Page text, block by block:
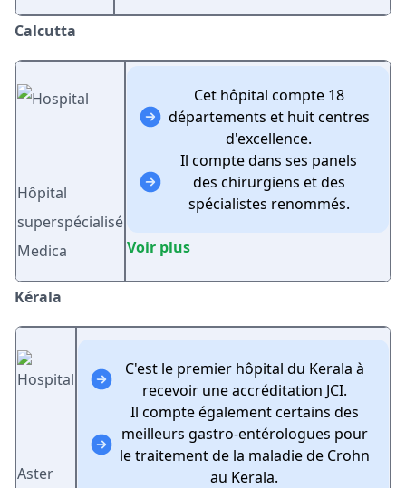
Calcutta
Hôpital
superspécialisé
Medica
Cet hôpital compte 18
départements et huit centres
d'excellence.
Il compte dans ses panels
des chirurgiens et des
spécialistes renommés.
Voir plus
Kérala
Aster
C'est le premier hôpital du Kerala à
recevoir une accréditation JCI.
Il compte également certains des
meilleurs gastro-entérologues pour
le traitement de la maladie de Crohn
au Kerala.